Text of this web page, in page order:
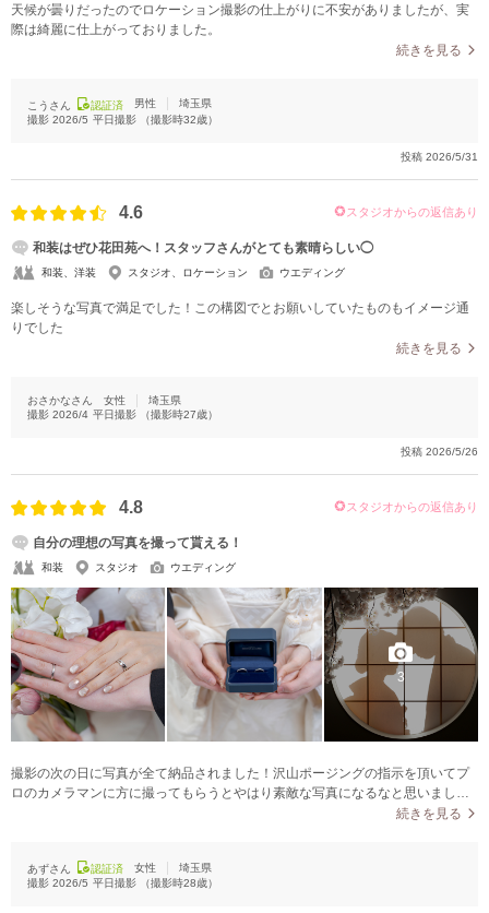
天候が曇りだったのでロケーション撮影の仕上がりに不安がありましたが、実
際は綺麗に仕上がっておりました。
続きを見る
こうさん 認証済 男性
埼玉県
撮影 2026/5 平日撮影 （撮影時32歳）
投稿 2026/5/31
4.6 スタジオからの返信あり
和装はぜひ花田苑へ！スタッフさんがとても素晴らしい◯
和装、洋装 スタジオ、ロケーション ウエディング
楽しそうな写真で満足でした！この構図でとお願いしていたものもイメージ通
りでした
続きを見る
おさかなさん 女性
埼玉県
撮影 2026/4 平日撮影 （撮影時27歳）
投稿 2026/5/26
4.8 スタジオからの返信あり
自分の理想の写真を撮って貰える！
和装 スタジオ ウエディング
3
撮影の次の日に写真が全て納品されました！沢山ポージングの指示を頂いてプ
ロのカメラマンに方に撮ってもらうとやはり素敵な写真になるなと思いまし
続きを見る
あずさん 認証済 女性
埼玉県
撮影 2026/5 平日撮影 （撮影時28歳）